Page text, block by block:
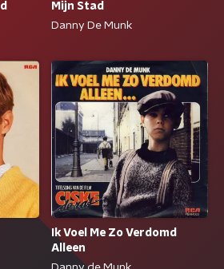
Mijn Stad
Danny De Munk
Ik Voel Me Zo Verdomd
Alleen